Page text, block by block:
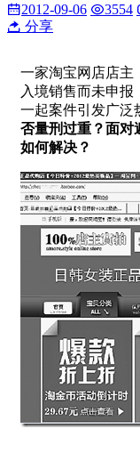
2012-09-06 3554
分享
一家淘宝网店店主
入境销售而未申
一起案件引发广泛
否量刑过重？面对
如何解决？